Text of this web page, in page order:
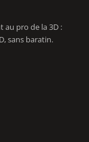
pro de la 3D :
sans baratin.